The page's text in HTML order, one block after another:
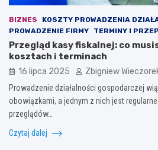
BIZNES
KOSZTY PROWADZENIA
PROWADZENIE FIRMY
TERMINY I
Przegląd kasy fiskalnej: co
kosztach i terminach
16 lipca 2025 Zbigniew
Prowadzenie działalności gospodarczej
obowiązkami, a jednym z nich jest
przeglądów…
Czytaj dalej